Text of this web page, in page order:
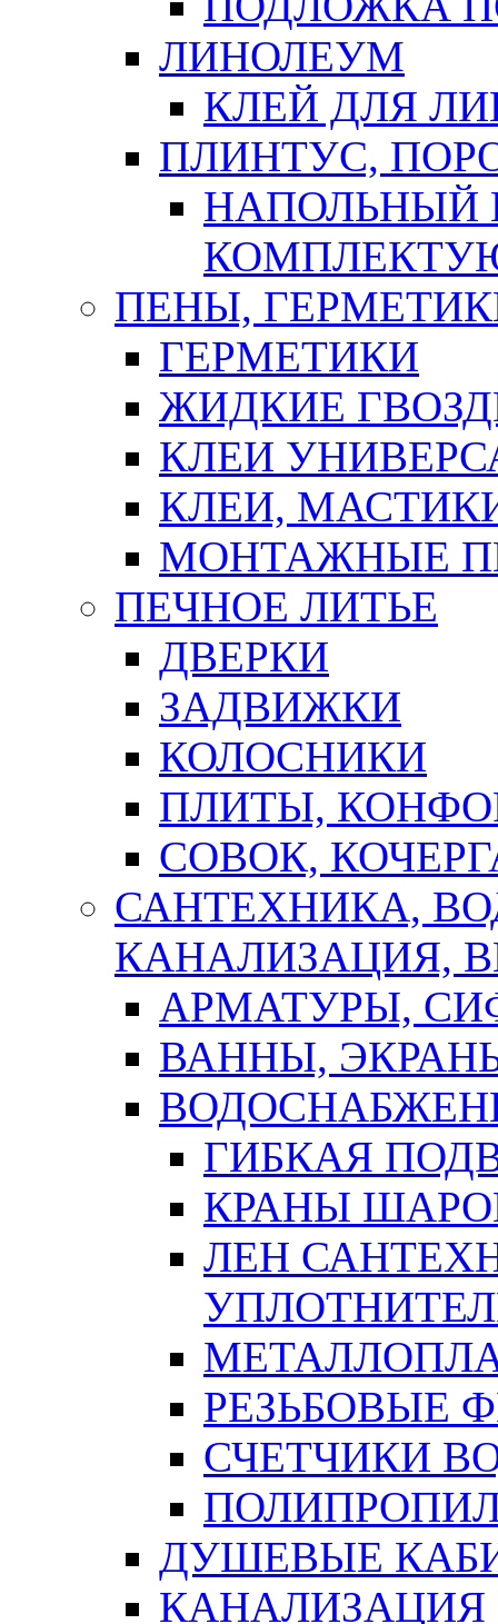
ЛИНОЛЕУМ
КЛЕЙ ДЛЯ
ПЛИНТУС,
НАПОЛЬНЫЙ
ПЕНЫ,
ГЕРМЕТИКИ
ЖИДКИЕ
КЛЕИ
КЛЕИ,
МОНТАЖНЫЕ
ПЕЧНОЕ ЛИТЬЕ
ДВЕРКИ
ЗАДВИЖКИ
КОЛОСНИКИ
ПЛИТЫ,
СОВОК,
САНТЕХНИКА,
КАНАЛИЗАЦИЯ,
АРМАТУРЫ,
ВАННЫ,
ГИБКАЯ
КРАНЫ
ЛЕН
РЕЗЬБОВЫЕ
СЧЕТЧИКИ
ДУШЕВЫЕ
КАНАЛИЗАЦИЯ